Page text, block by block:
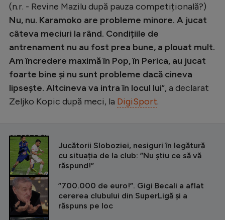
(n.r. - Revine Mazilu după pauza competițională?)
Nu, nu. Karamoko are probleme minore. A jucat
câteva meciuri la rând. Condițiile de
antrenament nu au fost prea bune, a plouat mult.
Am încredere maximă în Pop, în Perica, au jucat
foarte bine și nu sunt probleme dacă cineva
lipsește. Altcineva va intra în locul lui”, a declarat
Zeljko Kopic după meci, la DigiSport.
CITEȘTE ȘI
Jucătorii Sloboziei, nesiguri în legătură
cu situația de la club: ”Nu știu ce să vă
răspund!”
”700.000 de euro!”. Gigi Becali a aflat
cererea clubului din SuperLigă și a
răspuns pe loc